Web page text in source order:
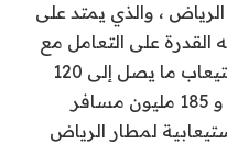
، والذي يمتد على
ولديه القدرة على التعامل مع
3.5 مليون طن من البضائع ، واستيعاب ما يصل إلى 120
مليون مسافر بحلول عام 2030 ، و 185 مليون مسافر
الاستيعابية لمطار الرياض